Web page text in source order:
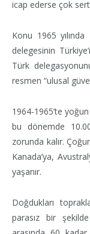
icap ederse çok sert
Konu 1965
delegesinin
Türk
resmen “ulusal
1964-1965’te
bu dönemde
zorunda kalır.
Kanada’ya,
yaşanır.
Doğdukları
parasız bir